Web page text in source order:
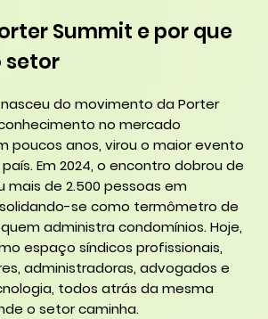
Summit e por que
setor
do movimento da Porter
no mercado
poucos anos, virou o maior evento
Em 2024, o encontro dobrou de
mais de 2.500 pessoas em
se como termômetro de
administra condomínios. Hoje,
espaço síndicos profissionais,
administradoras, advogados e
todos atrás da mesma
o setor caminha.